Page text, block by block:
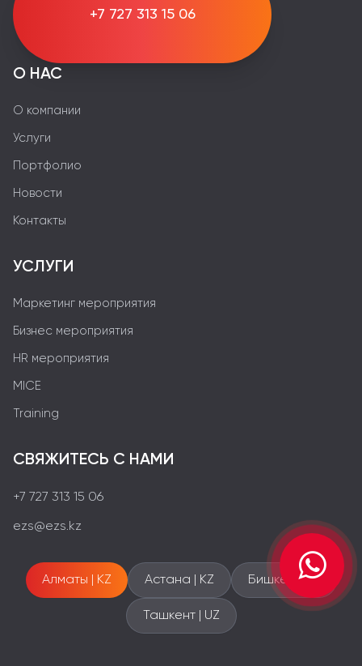
+7 727 313 15 06
О НАС
О компании
Услуги
Портфолио
Новости
Контакты
УСЛУГИ
Маркетинг мероприятия
Бизнес мероприятия
HR мероприятия
MICE
Training
СВЯЖИТЕСЬ С НАМИ
+7 727 313 15 06
ezs@ezs.kz
Алматы | KZ Астана | KZ Бишкек | KG
Ташкент | UZ